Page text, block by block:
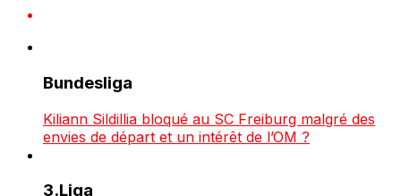
Bundesliga
Kiliann Sildillia bloqué au SC Freiburg malgré des
envies de départ et un intérêt de l’OM ?
3.Liga